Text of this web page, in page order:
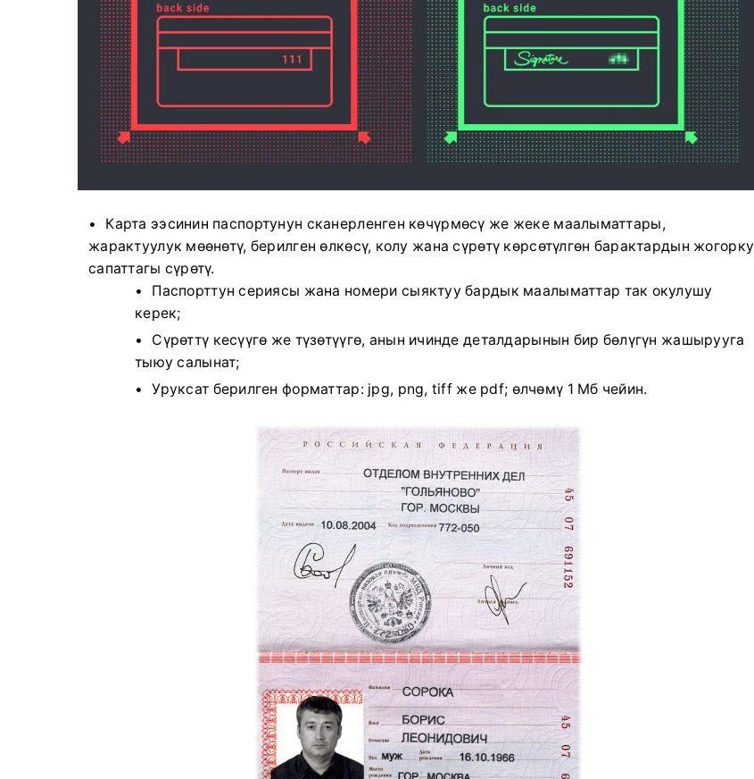
Карта ээсинин паспортунун сканерленген көчүрмөсү же жеке маалыматтары,
жарактуулук мөөнөтү, берилген өлкөсү, колу жана сүрөтү көрсөтүлгөн барактардын жогорку
сапаттагы сүрөтү.
Паспорттун сериясы жана номери сыяктуу бардык маалыматтар так окулушу
керек;
Сүрөттү кесүүгө же түзөтүүгө, анын ичинде деталдарынын бир бөлүгүн жашырууга
тыюу салынат;
Уруксат берилген форматтар: jpg, png, tiff же pdf; өлчөмү 1 Мб чейин.